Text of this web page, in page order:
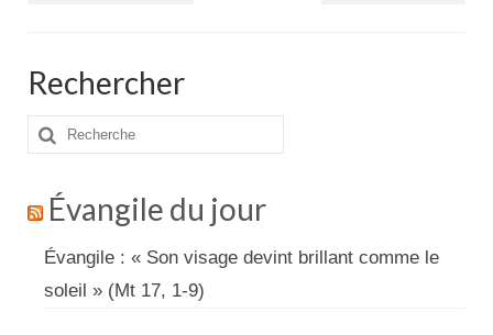
Rechercher
Rechercher
:
Évangile du jour
Évangile : « Son visage devint brillant comme le
soleil » (Mt 17, 1-9)